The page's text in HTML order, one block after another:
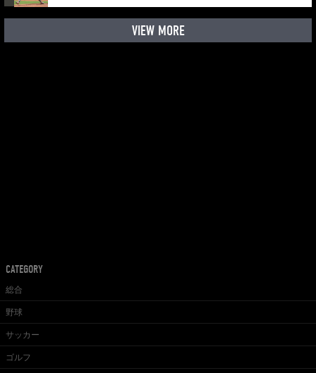
VIEW MORE
CATEGORY
総合
野球
サッカー
ゴルフ